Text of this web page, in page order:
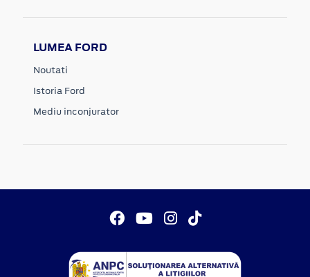
LUMEA FORD
Noutati
Istoria Ford
Mediu inconjurator